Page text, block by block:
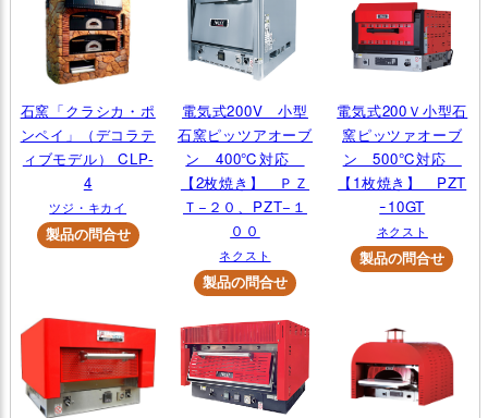
石窯「クラシカ・ポ
ンペイ」（デコラテ
ィブモデル） CLP-
4
ツジ・キカイ
電気式200V 小型
石窯ピッツアオーブ
ン 400℃対応
【2枚焼き】 ＰＺ
Ｔ−２０、PZT−１
００
ネクスト
電気式200Ｖ小型石
窯ピッツァオーブ
ン 500℃対応
【1枚焼き】 PZT
ｰ10GT
ネクスト